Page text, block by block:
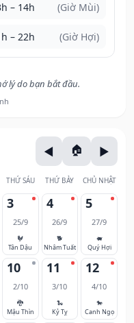
– 14h (Giờ Mùi)
– 22h (Giờ Hợi)
lý do bạn bắt đầu.
THỨ SÁU THỨ BẢY CHỦ NHẬT
3
25/9
🐓
Tân Dậu
4
26/9
🐕
Nhâm Tuất
5
27/9
🐖
Quý Hợi
10
2/10
🐉
Mậu Thìn
11
3/10
🐍
Kỷ Tỵ
12
4/10
🐎
Canh Ngọ